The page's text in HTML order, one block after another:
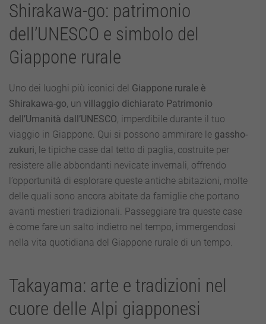
Shirakawa-go: patrimonio
dell’UNESCO e simbolo del
Giappone rurale
Uno dei luoghi più iconici del Giappone rurale è
Shirakawa-go, un villaggio dichiarato Patrimonio
dell’Umanità dall’UNESCO, imperdibile durante il tuo
viaggio in Giappone. Qui si possono ammirare le gassho-
zukuri, le tipiche case dal tetto di paglia, costruite per
resistere alle abbondanti nevicate invernali, offrendo
l’opportunità di esplorare queste antiche abitazioni, molte
delle quali sono ancora abitate da famiglie che portano
avanti mestieri tradizionali. Passeggiare tra queste case
è come fare un salto indietro nel tempo, immergendosi
nella vita quotidiana del Giappone rurale di un tempo.
Takayama: arte e tradizioni nel
cuore delle Alpi giapponesi